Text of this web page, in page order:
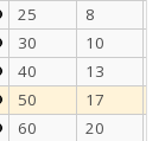
25 8
30 10
40 13
50 17
60 20